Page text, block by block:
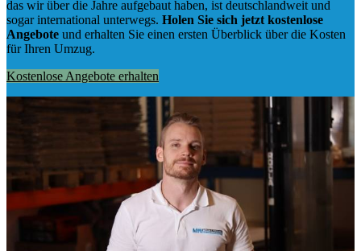
das wir über die Jahre aufgebaut haben, ist deutschlandweit und
sogar international unterwegs. Holen Sie sich jetzt kostenlose
Angebote und erhalten Sie einen ersten Überblick über die Kosten
für Ihren Umzug.
Kostenlose Angebote erhalten